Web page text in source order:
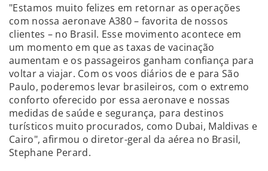
"Estamos muito felizes em retornar as operações
com nossa aeronave A380 – favorita de nossos
clientes – no Brasil. Esse movimento acontece em
um momento em que as taxas de vacinação
aumentam e os passageiros ganham confiança para
voltar a viajar. Com os voos diários de e para São
Paulo, poderemos levar brasileiros, com o extremo
conforto oferecido por essa aeronave e nossas
medidas de saúde e segurança, para destinos
turísticos muito procurados, como Dubai, Maldivas e
Cairo", afirmou o diretor-geral da aérea no Brasil,
Stephane Perard.